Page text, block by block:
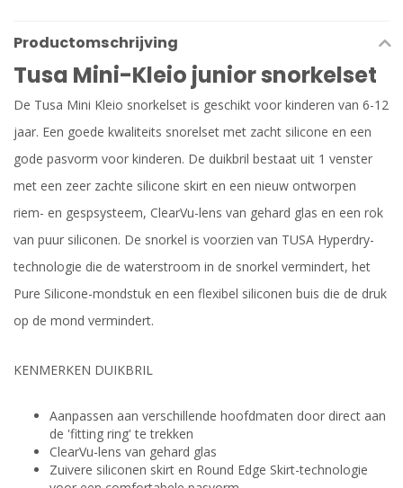
Productomschrijving
Tusa Mini-Kleio junior snorkelset
De Tusa Mini Kleio snorkelset is geschikt voor kinderen van 6-12
jaar. Een goede kwaliteits snorelset met zacht silicone en een
gode pasvorm voor kinderen. De duikbril bestaat uit 1 venster
met een zeer zachte silicone skirt en een nieuw ontworpen
riem- en gespsysteem, ClearVu-lens van gehard glas en een rok
van puur siliconen. De snorkel is voorzien van TUSA Hyperdry-
technologie die de waterstroom in de snorkel vermindert, het
Pure Silicone-mondstuk en een flexibel siliconen buis die de druk
op de mond vermindert.
KENMERKEN DUIKBRIL
Aanpassen aan verschillende hoofdmaten door direct aan
de 'fitting ring' te trekken
ClearVu-lens van gehard glas
Zuivere siliconen skirt en Round Edge Skirt-technologie